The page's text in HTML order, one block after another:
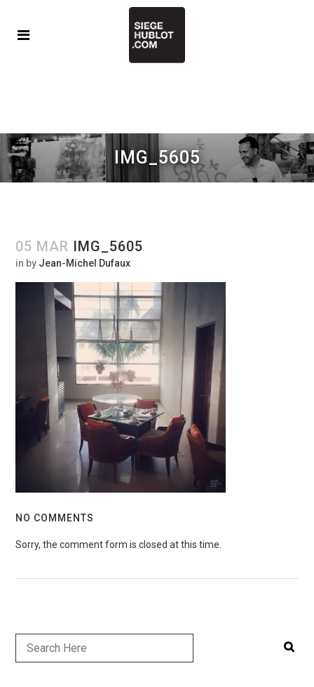
IMG_5605
05 MAR IMG_5605
in by Jean-Michel Dufaux
NO COMMENTS
Sorry, the comment form is closed at this time.